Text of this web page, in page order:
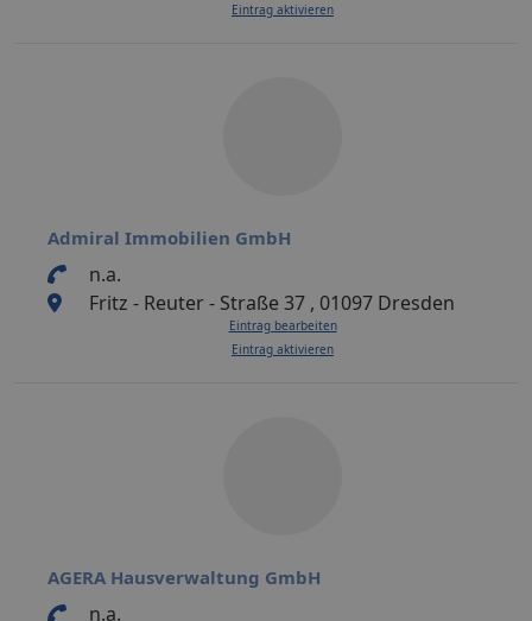
Eintrag aktivieren
Admiral Immobilien GmbH
n.a.
Fritz - Reuter - Straße 37 , 01097 Dresden
Eintrag bearbeiten
Eintrag aktivieren
AGERA Hausverwaltung GmbH
n.a.